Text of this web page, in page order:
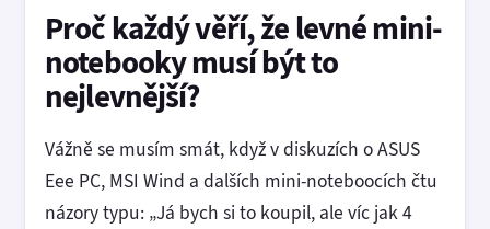
Proč každý věří, že levné mini-
notebooky musí být to
nejlevnější?
Vážně se musím smát, když v diskuzích o ASUS
Eee PC, MSI Wind a dalších mini-noteboocích čtu
názory typu: „Já bych si to koupil, ale víc jak 4